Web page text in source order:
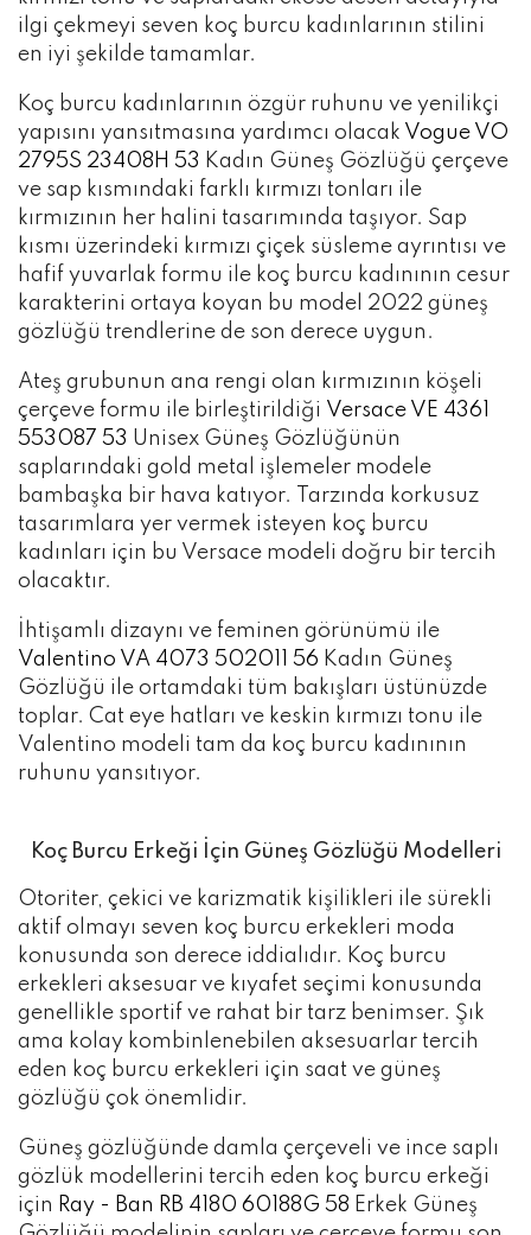
ilgi çekmeyi seven koç burcu kadınlarının stilini
en iyi şekilde tamamlar.
Koç burcu kadınlarının özgür ruhunu ve yenilikçi
yapısını yansıtmasına yardımcı olacak Vogue VO
2795S 23408H 53 Kadın Güneş Gözlüğü çerçeve
ve sap kısmındaki farklı kırmızı tonları ile
kırmızının her halini tasarımında taşıyor. Sap
kısmı üzerindeki kırmızı çiçek süsleme ayrıntısı ve
hafif yuvarlak formu ile koç burcu kadınının cesur
karakterini ortaya koyan bu model 2022 güneş
gözlüğü trendlerine de son derece uygun.
Ateş grubunun ana rengi olan kırmızının köşeli
çerçeve formu ile birleştirildiği Versace VE 4361
553087 53 Unisex Güneş Gözlüğünün
saplarındaki gold metal işlemeler modele
bambaşka bir hava katıyor.
Tarzında korkusuz
tasarımlara yer vermek isteyen koç burcu
kadınları için bu Versace modeli doğru bir tercih
olacaktır.
İhtişamlı dizaynı ve feminen görünümü ile
Valentino VA 4073 502011 56 Kadın Güneş
Gözlüğü ile ortamdaki tüm bakışları üstünüzde
toplar. Cat eye hatları ve keskin kırmızı tonu ile
Valentino modeli tam da koç burcu kadınının
ruhunu yansıtıyor.
Koç Burcu Erkeği İçin Güneş Gözlüğü Modelleri
Otoriter, çekici ve karizmatik kişilikleri ile sürekli
aktif olmayı seven koç burcu erkekleri moda
konusunda son derece iddialıdır. Koç burcu
erkekleri aksesuar ve kıyafet seçimi konusunda
genellikle sportif ve rahat bir tarz benimser. Şık
ama kolay kombinlenebilen aksesuarlar tercih
eden koç burcu erkekleri için saat ve güneş
gözlüğü çok önemlidir.
Güneş gözlüğünde damla çerçeveli ve ince saplı
gözlük modellerini tercih eden koç burcu erkeği
için Ray - Ban RB 4180 60188G 58 Erkek Güneş